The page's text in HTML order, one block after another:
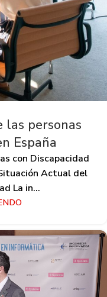
las personas
España
con Discapacidad
Actual del
La in...